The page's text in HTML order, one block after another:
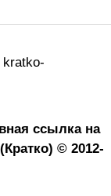
kratko-
ссылка на
© 2012-